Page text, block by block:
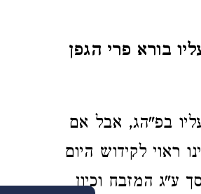
בורא פרי הגפן
בפ"הג, אבל אם
ראוי לקידוש היום
ע"ג המזבח וכיון